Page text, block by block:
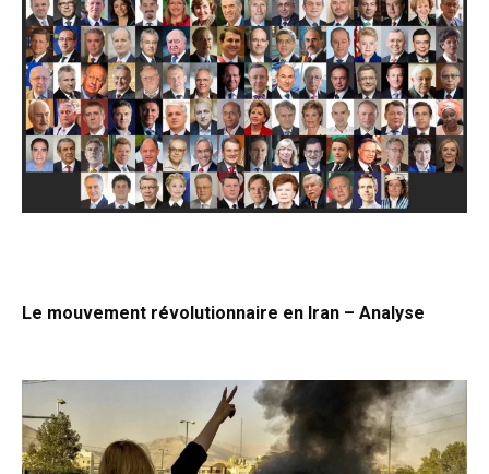
Le mouvement révolutionnaire en Iran – Analyse